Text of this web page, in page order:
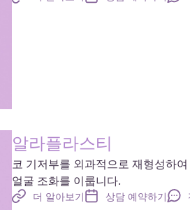
알라플라스티
코 기저부를 외과적으로 재형성하
얼굴 조화를 이룹니다.
더 알아보기 상담 예약하기